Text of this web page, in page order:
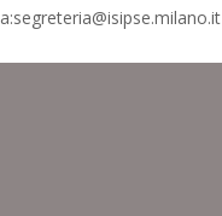
a:segreteria@isipse.milano.it